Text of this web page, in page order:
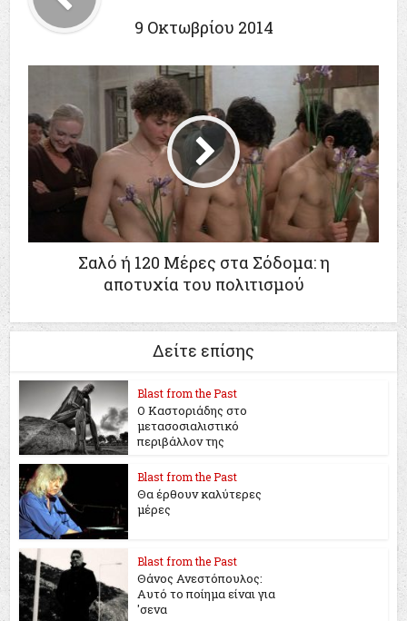
9 Οκτωβρίου 2014
‪Σαλό ή 120 Μέρες στα Σόδομα‬: η
αποτυχία του πολιτισμού
Δείτε επίσης
Blast from the Past
Ο Καστοριάδης στο
μετασοσιαλιστικό
περιβάλλον της
Blast from the Past
Θα έρθουν καλύτερες
μέρες
Blast from the Past
Θάνος Ανεστόπουλος:
Αυτό το ποίημα είναι για
'σενα